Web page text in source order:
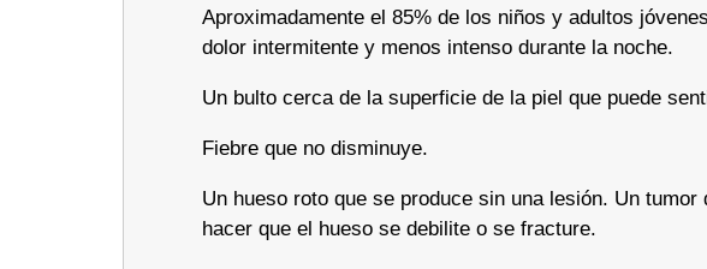
Aproximadamente el 85% de los niños y adultos
dolor intermitente y menos intenso durante la noche.
Un bulto cerca de la superficie de la piel que puede
Fiebre que no disminuye.
Un hueso roto que se produce sin una lesión. Un tumor
hacer que el hueso se debilite o se fracture.